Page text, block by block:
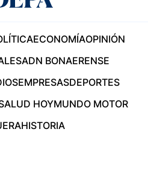
ECONOMÍAOPINIÓN
ADN BONAERENSE
EMPRESASDEPORTES
HOYMUNDO MOTOR
HISTORIA